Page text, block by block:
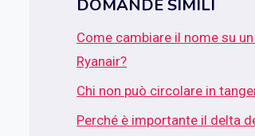
DOMANDE SIMILI
Come cambiare il nome su
Ryanair?
Chi non può circolare in
Perché è importante il delta